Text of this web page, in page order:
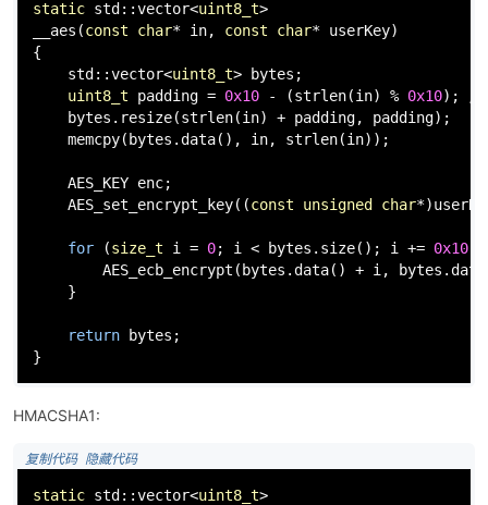
static std::vector<uint8_t>
__aes(const char* in, const char* userKey)
{
std::vector<uint8_t> bytes;
uint8_t padding = 0x10 - (strlen(in) % 0x10);
bytes. resize(strlen(in) + padding, padding);
memcpy(bytes.data(), in, strlen(in));
AES_KEY enc;
AES_set_encrypt_key((const unsigned char
for (size_t i = 0; i < bytes. size(); i += 0x10
AES_ecb_encrypt (bytes.data() + i, bytes.data
}
return bytes;
}
HMACSHA1:
复制代码 隐藏代码
static std::vector<uint8_t>